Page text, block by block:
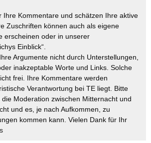
Ihre Kommentare und schätzen Ihre aktive
Zuschriften können auch als eigene
erscheinen oder in unserer
Einblick“.
Argumente nicht durch Unterstellungen,
inakzeptable Worte und Links. Solche
frei. Ihre Kommentare werden
Verantwortung bei TE liegt. Bitte
Moderation zwischen Mitternacht und
und es, je nach Aufkommen, zu
kommen kann. Vielen Dank für Ihr